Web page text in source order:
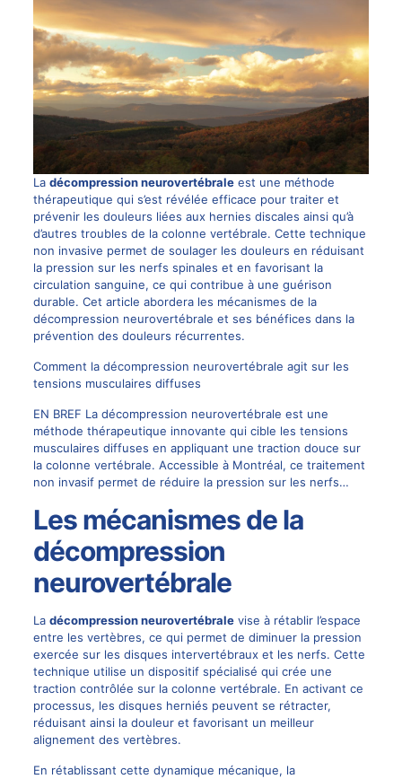
La décompression neurovertébraleest une méthode
thérapeutique qui s’est révélée efficace pour traiter et
prévenir les douleurs liées aux hernies discales ainsi qu’à
d’autres troubles de la colonne vertébrale. Cette technique
non invasive permet de soulager les douleurs en réduisant
la pression sur les nerfs spinales et en favorisant la
circulation sanguine, ce qui contribue à une guérison
durable. Cet article abordera les mécanismes de la
décompression neurovertébrale et ses bénéfices dans la
prévention des douleurs récurrentes.
Comment la décompression neurovertébrale agit sur les
tensions musculaires diffuses
EN BREF La décompression neurovertébrale est une
méthode thérapeutique innovante qui cible les tensions
musculaires diffuses en appliquant une traction douce sur
la colonne vertébrale. Accessible à Montréal, ce traitement
non invasif permet de réduire la pression sur les nerfs…
Les mécanismes de la
décompression
neurovertébrale
La décompression neurovertébralevise à rétablir l’espace
entre les vertèbres, ce qui permet de diminuer la pression
exercée sur les disques intervertébraux et les nerfs. Cette
technique utilise un dispositif spécialisé qui crée une
traction contrôlée sur la colonne vertébrale. En activant ce
processus, les disques herniés peuvent se rétracter,
réduisant ainsi la douleur et favorisant un meilleur
alignement des vertèbres.
En rétablissant cette dynamique mécanique, la